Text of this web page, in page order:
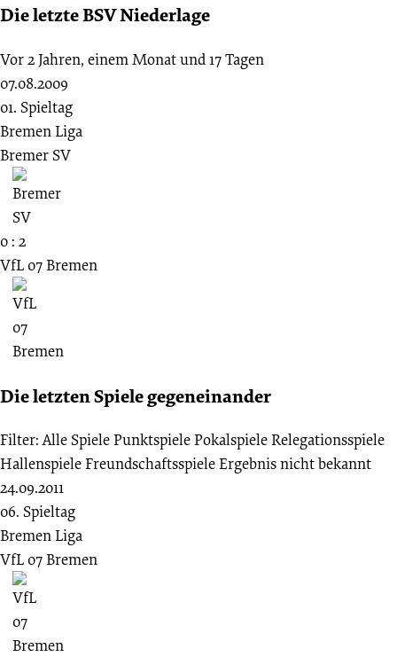
Die letzte BSV Niederlage
Vor 2 Jahren, einem Monat und 17 Tagen
07.08.2009
01. Spieltag
Bremen Liga
Bremer SV
0 : 2
VfL 07 Bremen
Die letzten Spiele gegeneinander
Filter: Alle SpielePunktspielePokalspieleRelegationsspiele
HallenspieleFreundschaftsspieleErgebnis nicht bekannt
24.09.2011
06. Spieltag
Bremen Liga
VfL 07 Bremen